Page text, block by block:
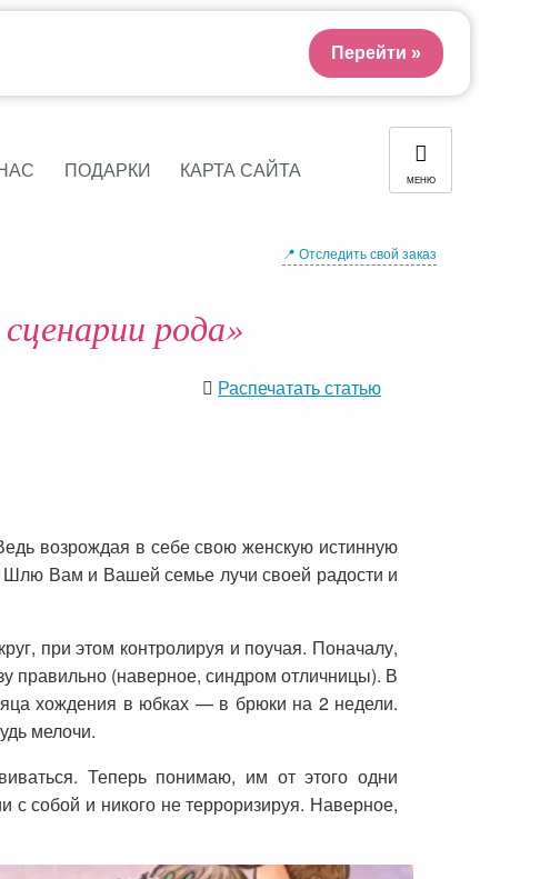
ПОДАРКИ КАРТА САЙТА МЕНЮ
📍 Отследить свой заказ
рода»
Распечатать статью
возрождая в себе свою женскую истинную
Шлю Вам и Вашей семье лучи своей радости и
при этом контролируя и поучая. Поначалу,
правильно (наверное, синдром отличницы). В
хождения в юбках — в брюки на 2 недели.
мелочи.
Теперь понимаю, им от этого одни
с собой и никого не терроризируя. Наверное,
Перейти »